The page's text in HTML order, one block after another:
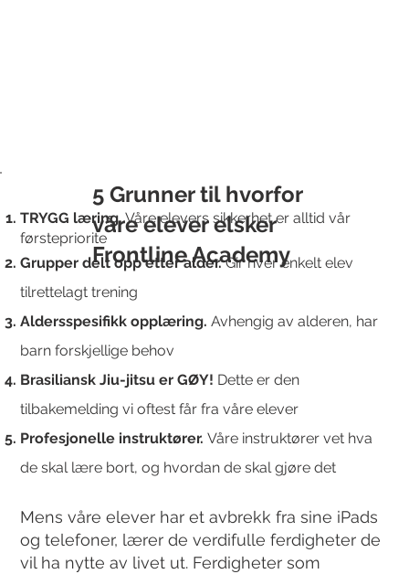
5 Grunner til hvorfor
våre elever elsker
Frontline Academy
TRYGG læring.Våre elevers sikkerhet er alltid vår
førstepriorite
Grupper delt opp etter alder.Gir hver enkelt elev
tilrettelagt trening
Aldersspesifikk opplæring.Avhengig av alderen, har
barn forskjellige behov
Brasiliansk Jiu-jitsu er GØY! Dette er den
tilbakemelding vi oftest får fra våre elever
Profesjonelle instruktører.Våre instruktører vet hva
de skal lære bort, og hvordan de skal gjøre det
Mens våre elever har et avbrekk fra sine iPads
og telefoner, lærer de verdifulle ferdigheter de
vil ha nytte av livet ut. Ferdigheter som